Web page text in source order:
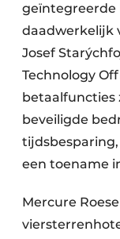
geïntegreerde
daadwerkelijk
Josef
Technology
betaalfuncties
beveiligde
een toename
Mercure